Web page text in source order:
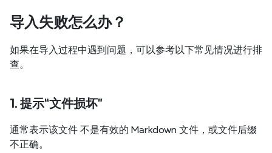
导入失败怎么办？
如果在导入过程中遇到问题，可以参考以下常见情况进行排
查。
1. 提示“文件损坏”
通常表示该文件 不是有效的 Markdown 文件，或文件后缀
不正确。